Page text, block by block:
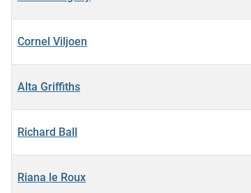
Cornel Viljoen
Alta Griffiths
Richard Ball
Riana le Roux